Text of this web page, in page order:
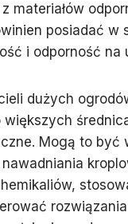
materiałów
posiadać w
i odporność na
dużych
większych
Mogą to być